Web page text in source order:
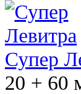
Супер
20 + 60